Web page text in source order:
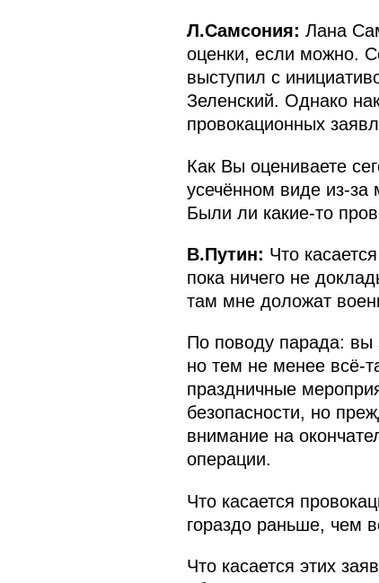
Л.Самсония: Лана
оценки, если можно.
выступил с
Зеленский. Однако
провокационных
Как Вы оцениваете
усечённом виде из-
Были ли какие-то
В.Путин: Что
пока ничего не
там мне доложат
По поводу парада: вы
но тем не менее всё-
праздничные
безопасности, но
внимание на
операции.
Что касается
гораздо раньше, чем
Что касается этих